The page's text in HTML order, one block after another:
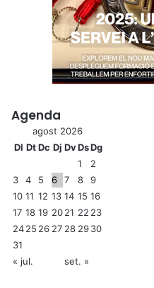
Agenda
agost 2026
Dl DtDc Dj DvDsDg
1
2
3
4 5 6 7 8
9
10 11 12 13 14 15 16
17 18 19 2021 22 23
2425 26 27 28 2930
31
« jul.
set. »